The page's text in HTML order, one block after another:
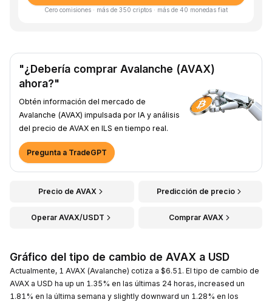
Cero comisiones · más de 350 criptos · más de 40 monedas fiat
"¿Debería comprar Avalanche (AVAX)
ahora?"
Obtén información del mercado de
Avalanche (AVAX) impulsada por IA y análisis
del precio de AVAX en ILS en tiempo real.
Pregunta a TradeGPT
Precio de AVAX Predicción de precio
Operar AVAX/USDT Comprar AVAX
Gráfico del tipo de cambio de AVAX a USD
Actualmente, 1 AVAX (Avalanche) cotiza a $6.51. El tipo de cambio de
AVAX a USD ha up un 1.35% en las últimas 24 horas, increased un
1.81% en la última semana y slightly downward un 1.28% en los